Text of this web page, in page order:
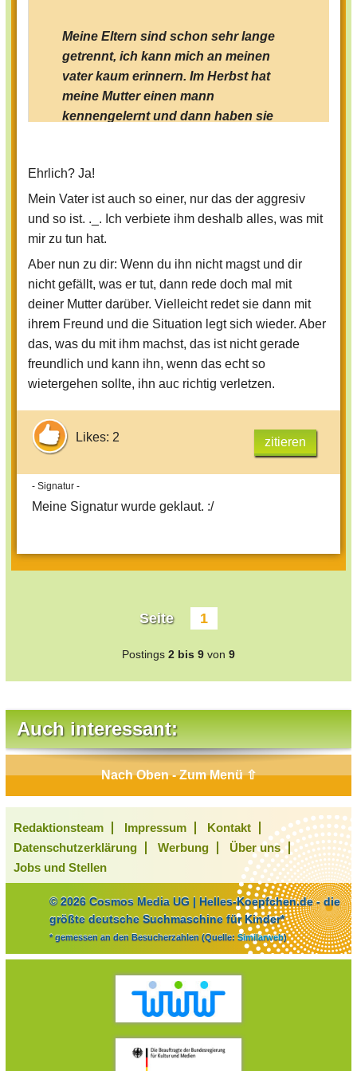
Meine Eltern sind schon sehr lange
getrennt, ich kann mich an meinen
vater kaum erinnern. Im Herbst hat
meine Mutter einen mann
kennengelernt und dann haben sie
ich dachte mir, das geht mich
eigentlich nix an. Aber im mai hat
meine mutter mich gezwungen, von
deutschland nach Österreich zu
Freunde hatte. Wir wohnen jetzt mit
ihrem komischen Freund zusammen.
nett zu mir, aber seit wir zusammen
wohnen, mag ich ihn nicht mehr. Er
herum, wenn ich dabei bin und es
stört mich, dass er so tut, als wären wir
zu dritt eine familie, dabei gehört er
Ich bin nicht gerade nett zu ihm, das
weiß ich und ich will nicht nett zu ihm
gezeigt, aber er darf es nicht anfassen
eintrittsgeld der kirche gespendet
ich unterhalte mich nicht mit ihm,
obwohl er immer mit mir reden will,
spiele ich ihm kleine streiche, nichts
Jetzt meine frage:
Bin ich zu gemein zu ihm?
Ehrlich? Ja!
Mein Vater ist auch so einer, nur das der aggresiv
und so ist. ._. Ich verbiete ihm deshalb alles, was mit
mir zu tun hat.
Aber nun zu dir: Wenn du ihn nicht magst und dir
nicht gefällt, was er tut, dann rede doch mal mit
deiner Mutter darüber. Vielleicht redet sie dann mit
ihrem Freund und die Situation legt sich wieder. Aber
das, was du mit ihm machst, das ist nicht gerade
freundlich und kann ihn, wenn das echt so
wietergehen sollte, ihn auc richtig verletzen.
Likes: 2 zitieren
- Signatur -
Meine Signatur wurde geklaut. :/
Seite 1
Postings 2 bis 9 von 9
Auch interessant:
Nach Oben - Zum Menü ⇧
Redaktionsteam Impressum
Kontakt
Datenschutzerklärung
Werbung
Über uns
Jobs und Stellen
© 2026 Cosmos Media UG | Helles-Koepfchen.de - die
größte deutsche Suchmaschine für Kinder*
* gemessen an den Besucherzahlen (Quelle: Similarweb)